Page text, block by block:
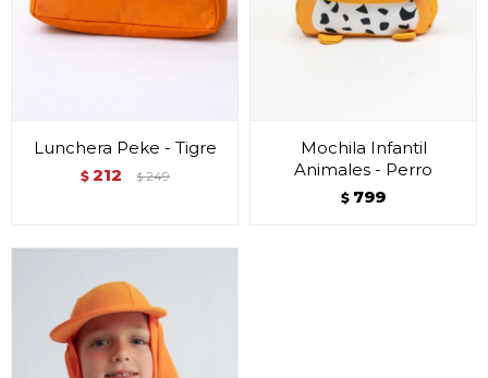
Lunchera Peke - Tigre
$ 212 $ 249
Mochila Infantil
Animales - Perro
$ 799